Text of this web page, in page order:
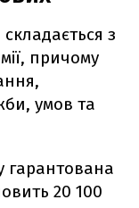
з
причому
умов та
гарантована
20 100